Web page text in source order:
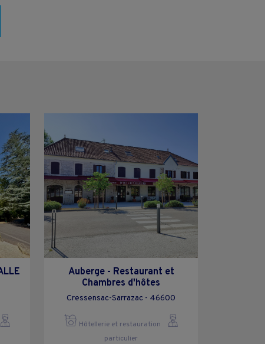
Auberge - Restaurant et
Chambres d'hôtes
Cressensac-Sarrazac - 46600
Hôtellerie et restauration
particulier